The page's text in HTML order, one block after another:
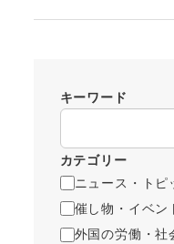
キーワード
カテゴリー
ニュース・トピ
催し物・イベン
外国の労働・社